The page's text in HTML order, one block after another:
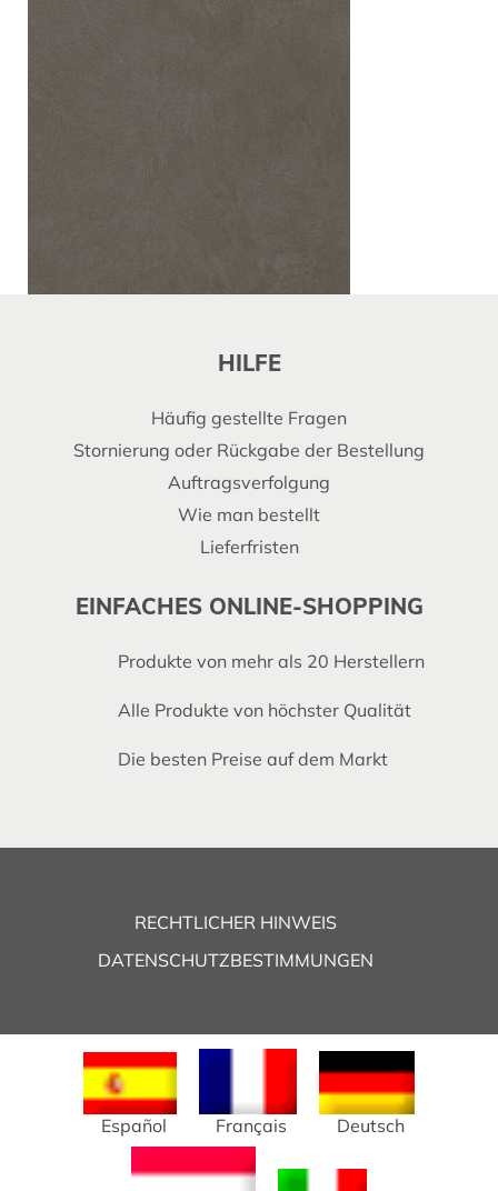
HILFE
Häufig gestellte Fragen
Stornierung oder Rückgabe der Bestellung
Auftragsverfolgung
Wie man bestellt
Lieferfristen
EINFACHES ONLINE-SHOPPING
Produkte von mehr als 20 Herstellern
Alle Produkte von höchster Qualität
Die besten Preise auf dem Markt
RECHTLICHER HINWEIS
DATENSCHUTZBESTIMMUNGEN
Español Français Deutsch